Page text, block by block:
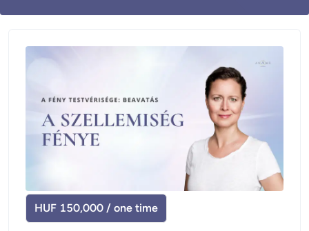
HUF 150,000 / one time